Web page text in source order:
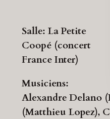
Salle: La Petite
Coopé (concert
France Inter)
Musiciens:
Alexandre Delano
(Matthieu Lopez),